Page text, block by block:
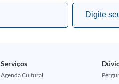
Serviços
Agenda Cultural